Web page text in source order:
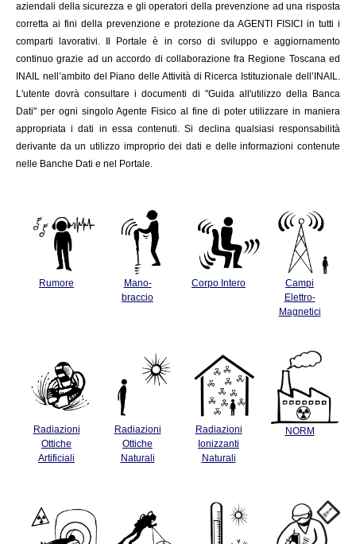
aziendali della sicurezza e gli operatori della prevenzione ad una risposta
corretta ai fini della prevenzione e protezione da AGENTI FISICI in tutti i
comparti lavorativi. Il Portale è in corso di sviluppo e aggiornamento
continuo grazie ad un accordo di collaborazione fra Regione Toscana ed
INAIL nell’ambito del Piano delle Attività di Ricerca Istituzionale dell’INAIL.
L'utente dovrà consultare i documenti di "Guida all'utilizzo della Banca
Dati" per ogni singolo Agente Fisico al fine di poter utilizzare in maniera
appropriata i dati in essa contenuti. Si declina qualsiasi responsabilità
derivante da un utilizzo improprio dei dati e delle informazioni contenute
nelle Banche Dati e nel Portale.
Rumore
Mano-
braccio
Corpo Intero
Campi
Elettro-
Magnetici
Radiazioni
Ottiche
Artificiali
Radiazioni
Ottiche
Naturali
Radiazioni
Ionizzanti
Naturali
NORM